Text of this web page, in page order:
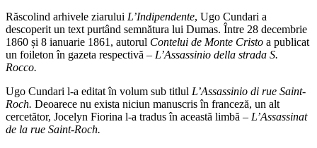
Răscolind arhivele ziarului L’Indipendente, Ugo Cundari a
descoperit un text purtând semnătura lui Dumas. Între 28 decembrie
1860 și 8 ianuarie 1861, autorul Contelui de Monte Cristo a publicat
un foileton în gazeta respectivă – L’Assassinio della strada S.
Rocco.
Ugo Cundari l-a editat în volum sub titlul L’Assassinio di rue Saint-
Roch. Deoarece nu exista niciun manuscris în franceză, un alt
cercetător, Jocelyn Fiorina l-a tradus în această limbă – L’Assassinat
de la rue Saint-Roch.